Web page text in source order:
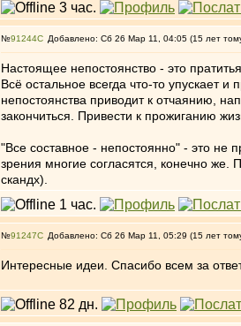
№91244 Добавлено: Сб 26 Мар 11, 04:05 (15 лет
Настоящее непостоянство - это
Всё остальное всегда что-то упускает
непостоянства приводит к отчаянию,
закончиться. Привести к прожиганию
"Все составное - непостоянно" - это не
зрения многие согласятся, конечно же.
скандх).
№91247 Добавлено: Сб 26 Мар 11, 05:29 (15 лет
Интересные идеи. Спасибо всем за